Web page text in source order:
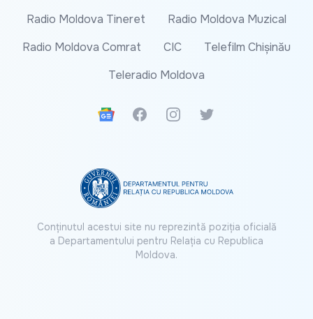
Radio Moldova Tineret
Radio Moldova Muzical
Radio Moldova Comrat
CIC
Telefilm Chișinău
Teleradio Moldova
Google News
FacebookInstagramTwitter
Conținutul acestui site nu reprezintă poziția oficială
a Departamentului pentru Relația cu Republica
Moldova.